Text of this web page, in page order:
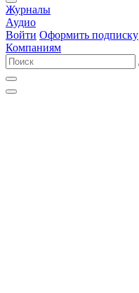
Журналы
Аудио
Войти Оформить подписку
Компаниям